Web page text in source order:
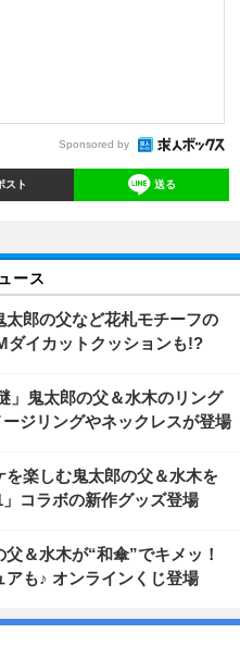
Sponsored by
スト 送る
ース
太郎の父など花札モチーフの
ダイカットクッションも!?
」鬼太郎の父＆水木のリング
ジリングやネックレスが登場
を楽しむ鬼太郎の父＆水木を
コラボの新作グッズ登場
父＆水木が“和傘”でキメッ！
も♪ オンラインくじ登場